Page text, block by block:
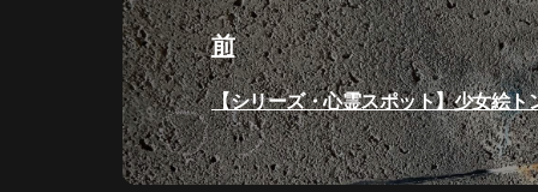
稿
ナ
ビ
前
過
去
の
【シリーズ・心霊スポット】少女絵ト